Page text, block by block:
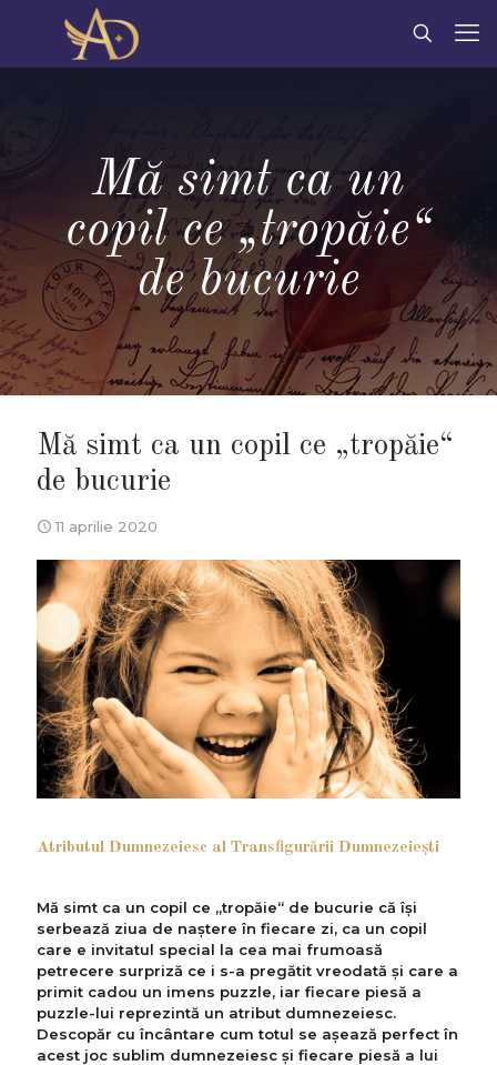
Mă simt ca un
copil ce „tropăie“
de bucurie
Mă simt ca un copil ce „tropăie“
de bucurie
11 aprilie 2020
Atributul Dumnezeiesc al Transfigurării Dumnezeieşti
Mă simt ca un copil ce „tropăie“ de bucurie că îşi
serbează ziua de naștere în fiecare zi, ca un copil
care e invitatul special la cea mai frumoasă
petrecere surpriză ce i s-a pregătit vreodată şi care a
primit cadou un imens puzzle, iar fiecare piesă a
puzzle-lui reprezintă un atribut dumnezeiesc.
Descopăr cu încântare cum totul se așează perfect în
acest joc sublim dumnezeiesc și fiecare piesă a lui